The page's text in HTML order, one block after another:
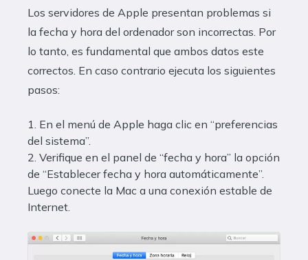
Los servidores de Apple presentan problemas si
la fecha y hora del ordenador son incorrectas. Por
lo tanto, es fundamental que ambos datos este
correctos. En caso contrario ejecuta los siguientes
pasos:
1. En el menú de Apple haga clic en “preferencias
del sistema”.
2. Verifique en el panel de “fecha y hora” la opción
de “Establecer fecha y hora automáticamente”.
Luego conecte la Mac a una conexión estable de
Internet.